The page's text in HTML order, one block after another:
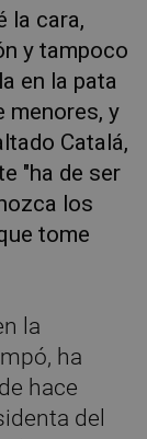
la cara,
y tampoco
en la pata
menores, y
Catalá,
"ha de ser
los
tome
la
ha
hace
del